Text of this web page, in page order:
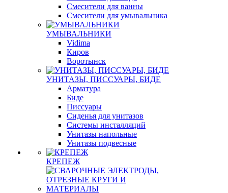
Смесители для ванны
Смесители для умывальника
УМЫВАЛЬНИКИ
Vidima
Киров
Воротынск
УНИТАЗЫ, ПИССУАРЫ, БИДЕ
Арматура
Биде
Писсуары
Сиденья для унитазов
Системы инсталляций
Унитазы напольные
Унитазы подвесные
КРЕПЕЖ